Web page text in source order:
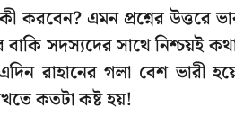
এমন প্রশ্নের উত্তরে
বাকি সদস্যদের সাথে নিশ্চয়ই
রাহানের গলা বেশ ভারী
কতটা কষ্ট হয়!